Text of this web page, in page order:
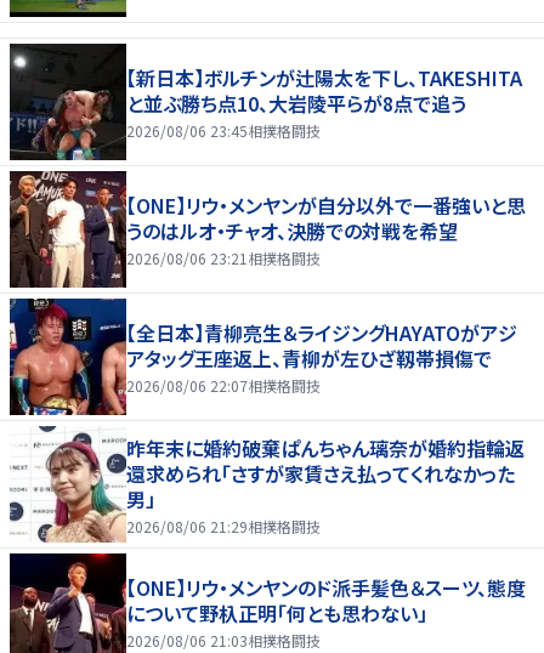
【新日本】ボルチンが辻陽太を下し、TAKESHITA
と並ぶ勝ち点10、大岩陵平らが8点で追う
2026/08/06 23:45相撲格闘技
【ONE】リウ・メンヤンが自分以外で一番強いと思
うのはルオ・チャオ、決勝での対戦を希望
2026/08/06 23:21 相撲格闘技
【全日本】青柳亮生＆ライジングHAYATOがアジ
アタッグ王座返上、青柳が左ひざ靱帯損傷で
2026/08/06 22:07相撲格闘技
昨年末に婚約破棄ぱんちゃん璃奈が婚約指輪返
還求められ「さすが家賃さえ払ってくれなかった
男」
2026/08/06 21:29相撲格闘技
【ONE】リウ・メンヤンのド派手髪色＆スーツ、態度
について野杁正明「何とも思わない」
2026/08/06 21:03相撲格闘技